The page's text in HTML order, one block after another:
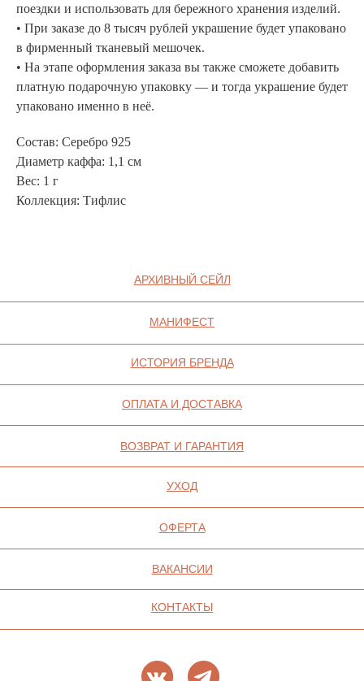
поездки и использовать для бережного хранения изделий.
• При заказе до 8 тысяч рублей украшение будет упаковано
в фирменный тканевый мешочек.
• На этапе оформления заказа вы также сможете добавить
платную подарочную упаковку — и тогда украшение будет
упаковано именно в неё.
Состав: Серебро 925
Диаметр каффа: 1,1 см
Вес: 1 г
Коллекция: Тифлис
ОФЕРТА
КОНТАКТЫ
Оплата
Возврат
Уход
Оферта